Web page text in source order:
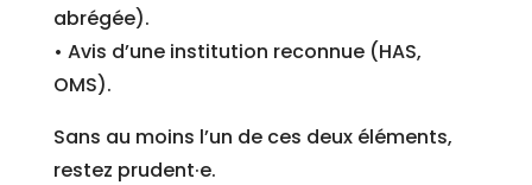
abrégée).
• Avis d’une institution reconnue (HAS,
OMS).
Sans au moins l’un de ces deux éléments,
restez prudent·e.